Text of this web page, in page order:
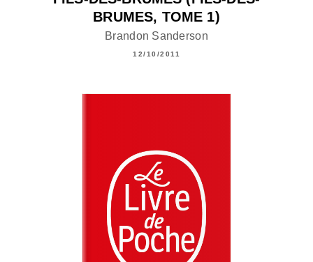
BRUMES, TOME 1)
Brandon Sanderson
12/10/2011